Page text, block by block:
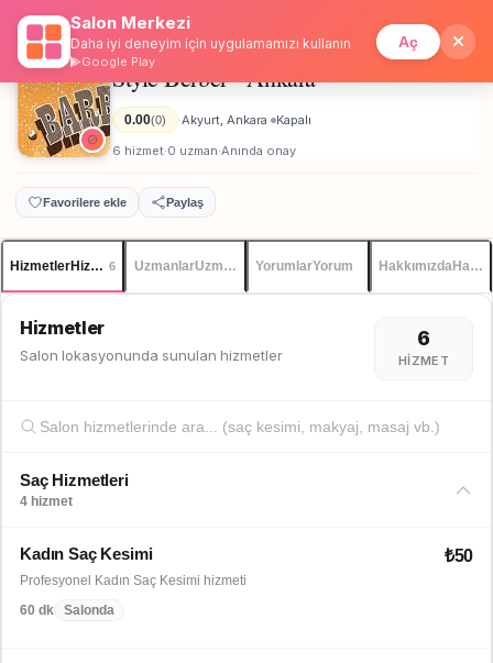
İstanbul Giriş Üye Ol
Anasayfa / Ankara / Style Berber - Ankara
Style Berber - Ankara
0.00(0) ·Akyurt, Ankara· Kapalı
6 hizmet·0 uzman·Anında onay
Favorilere ekle Paylaş
HizmetlerHizmetler
6 UzmanlarUzmanlar YorumlarYorum Hakkımızda
Hizmetler
Salon lokasyonunda sunulan hizmetler
6
HIZMET
Saç Hizmetleri
4 hizmet
Kadın Saç Kesimi
Profesyonel Kadın Saç Kesimi hizmeti
60 dk
Salonda
₺50
Salon Merkezi
Daha iyi deneyim için uygulamamızı kullanın
Google Play
Aç